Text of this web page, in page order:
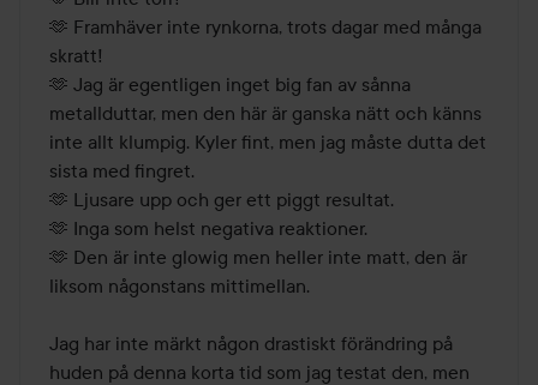
🫶 Framhäver inte rynkorna, trots dagar med många
skratt!
🫶 Jag är egentligen inget big fan av sånna
metallduttar, men den här är ganska nätt och känns
inte allt klumpig. Kyler fint, men jag måste dutta det
sista med fingret.
🫶 Ljusare upp och ger ett piggt resultat.
🫶 Inga som helst negativa reaktioner.
🫶 Den är inte glowig men heller inte matt, den är
liksom någonstans mittimellan.
Jag har inte märkt någon drastiskt förändring på
huden på denna korta tid som jag testat den, men